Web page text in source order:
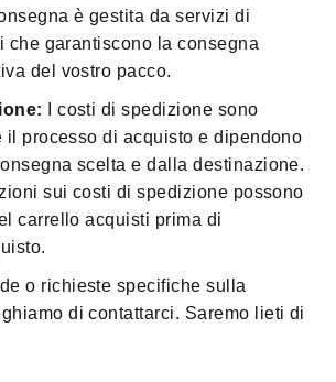
è gestita da servizi di
che garantiscono la consegna
del vostro pacco.
I costi di spedizione sono
il processo di acquisto e dipendono
scelta e dalla destinazione.
sui costi di spedizione possono
carrello acquisti prima di
o richieste specifiche sulla
di contattarci. Saremo lieti di